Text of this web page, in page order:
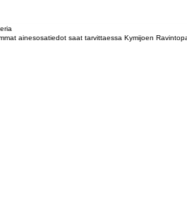
ainesosatiedot saat tarvittaessa Kymijoen